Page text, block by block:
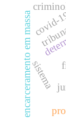
encarceramento em massasistema